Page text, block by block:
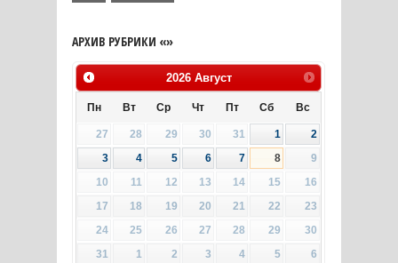
АРХИВ РУБРИКИ «»
2026 Август
Пн Вт Ср Чт Пт Сб Вс
27 28 29 30 31 1
2
3
4 5 6 7 8
9
10
11 12 13 14 15
16
17
18 19 20 21 22
23
24
25 26 27 28 29
30
31
1 2 3 4 5 6